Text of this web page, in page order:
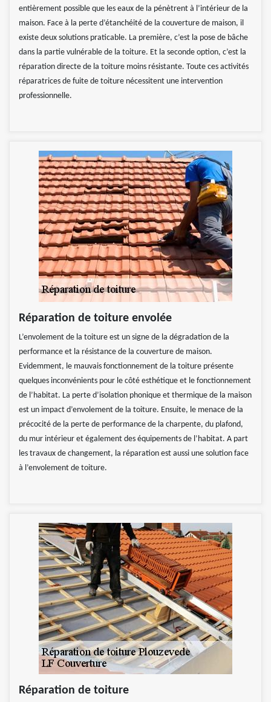
entièrement possible que les eaux de la pénètrent à l’intérieur de la
maison. Face à la perte d’étanchéité de la couverture de maison, il
existe deux solutions praticable. La première, c’est la pose de bâche
dans la partie vulnérable de la toiture. Et la seconde option, c’est la
réparation directe de la toiture moins résistante. Toute ces activités
réparatrices de fuite de toiture nécessitent une intervention
professionnelle.
Réparation de toiture envolée
L’envolement de la toiture est un signe de la dégradation de la
performance et la résistance de la couverture de maison.
Evidemment, le mauvais fonctionnement de la toiture présente
quelques inconvénients pour le côté esthétique et le fonctionnement
de l’habitat. La perte d’isolation phonique et thermique de la maison
est un impact d’envolement de la toiture. Ensuite, le menace de la
précocité de la perte de performance de la charpente, du plafond,
du mur intérieur et également des équipements de l’habitat. A part
les travaux de changement, la réparation est aussi une solution face
à l’envolement de toiture.
Réparation de toiture